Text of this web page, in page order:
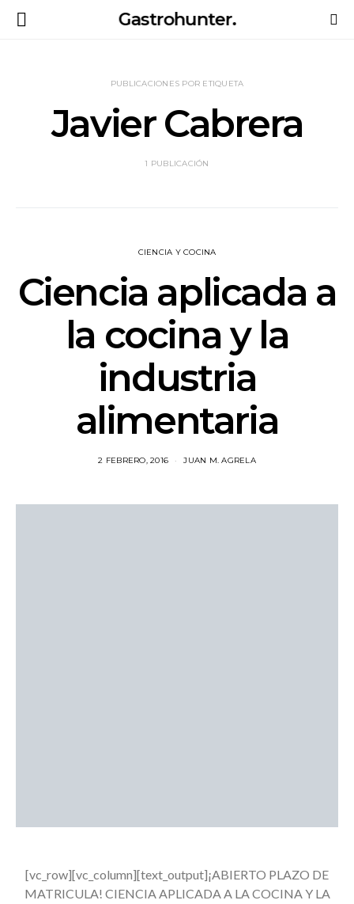
Gastrohunter.
PUBLICACIONES POR ETIQUETA
Javier Cabrera
1 PUBLICACIÓN
CIENCIA Y COCINA
Ciencia aplicada a
la cocina y la
industria
alimentaria
2 FEBRERO, 2016 JUAN M. AGRELA
[vc_row][vc_column][text_output]¡ABIERTO PLAZO DE
MATRICULA! CIENCIA APLICADA A LA COCINA Y LA